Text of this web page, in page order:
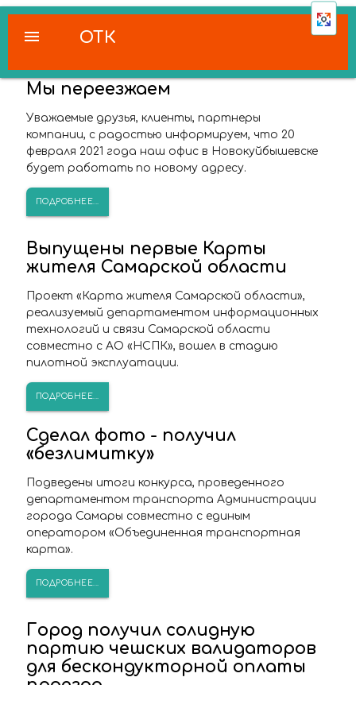
ОТК
menu
Мы переезжаем
Уважаемые друзья, клиенты, партнеры
компании, с радостью информируем, что 20
февраля 2021 года наш офис в Новокуйбышевске
будет работать по новому адресу.
ПОДРОБНЕЕ...
Выпущены первые Карты
жителя Самарской области
Проект «Карта жителя Самарской области»,
реализуемый департаментом информационных
технологий и связи Самарской области
совместно с АО «НСПК», вошел в стадию
пилотной эксплуатации.
ПОДРОБНЕЕ...
Сделал фото - получил
«безлимитку»
Подведены итоги конкурса, проведенного
департаментом транспорта Администрации
города Самары совместно с единым
оператором «Объединенная транспортная
карта».
ПОДРОБНЕЕ...
Город получил солидную
партию чешских валидаторов
для бескондукторной оплаты
проезда